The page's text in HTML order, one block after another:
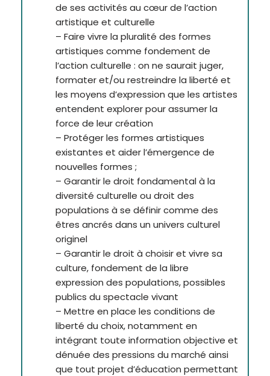
de ses activités au cœur de l’action
artistique et culturelle
– Faire vivre la pluralité des formes
artistiques comme fondement de
l’action culturelle : on ne saurait juger,
formater et/ou restreindre la liberté et
les moyens d’expression que les artistes
entendent explorer pour assumer la
force de leur création
– Protéger les formes artistiques
existantes et aider l’émergence de
nouvelles formes ;
– Garantir le droit fondamental à la
diversité culturelle ou droit des
populations à se définir comme des
êtres ancrés dans un univers culturel
originel
– Garantir le droit à choisir et vivre sa
culture, fondement de la libre
expression des populations, possibles
publics du spectacle vivant
– Mettre en place les conditions de
liberté du choix, notamment en
intégrant toute information objective et
dénuée des pressions du marché ainsi
que tout projet d’éducation permettant